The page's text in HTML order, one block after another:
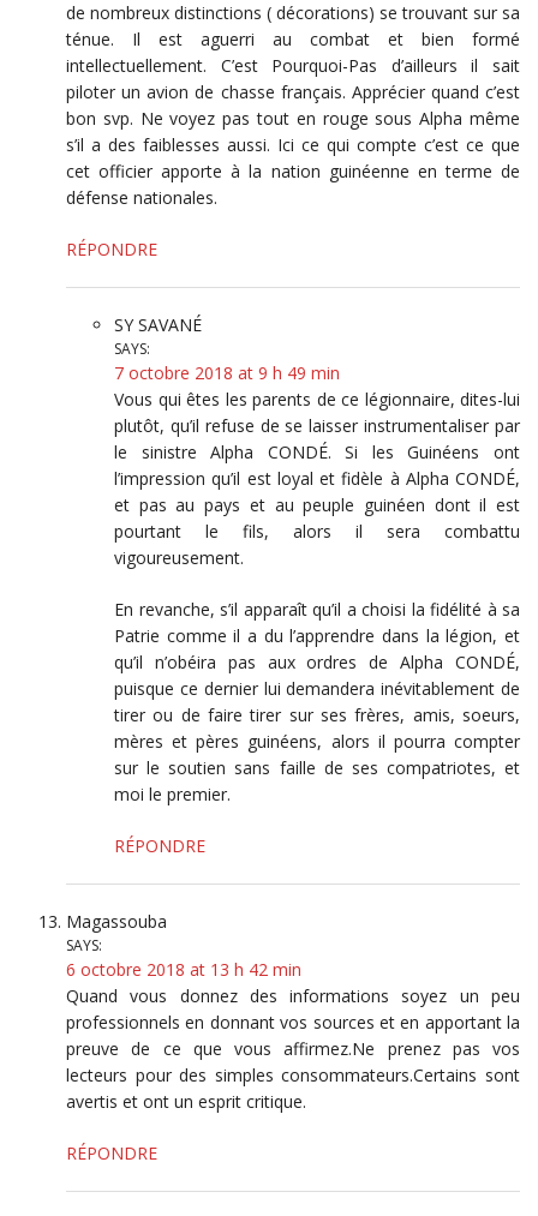
de nombreux distinctions ( décorations) se trouvant sur sa
ténue. Il est aguerri au combat et bien formé
intellectuellement. C’est Pourquoi-Pas d’ailleurs il sait
piloter un avion de chasse français. Apprécier quand c’est
bon svp. Ne voyez pas tout en rouge sous Alpha même
s’il a des faiblesses aussi. Ici ce qui compte c’est ce que
cet officier apporte à la nation guinéenne en terme de
défense nationales.
RÉPONDRE
SY SAVANÉ
SAYS:
7 octobre 2018 at 9 h 49 min
Vous qui êtes les parents de ce légionnaire, dites-lui
plutôt, qu’il refuse de se laisser instrumentaliser par
le sinistre Alpha CONDÉ. Si les Guinéens ont
l’impression qu’il est loyal et fidèle à Alpha CONDÉ,
et pas au pays et au peuple guinéen dont il est
pourtant le fils, alors il sera combattu
vigoureusement.
En revanche, s’il apparaît qu’il a choisi la fidélité à sa
Patrie comme il a du l’apprendre dans la légion, et
qu’il n’obéira pas aux ordres de Alpha CONDÉ,
puisque ce dernier lui demandera inévitablement de
tirer ou de faire tirer sur ses frères, amis, soeurs,
mères et pères guinéens, alors il pourra compter
sur le soutien sans faille de ses compatriotes, et
moi le premier.
RÉPONDRE
Magassouba
SAYS:
6 octobre 2018 at 13 h 42 min
Quand vous donnez des informations soyez un peu
professionnels en donnant vos sources et en apportant la
preuve de ce que vous affirmez.Ne prenez pas vos
lecteurs pour des simples consommateurs.Certains sont
avertis et ont un esprit critique.
RÉPONDRE